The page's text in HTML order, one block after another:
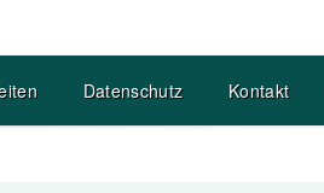
Datenschutz Kontakt